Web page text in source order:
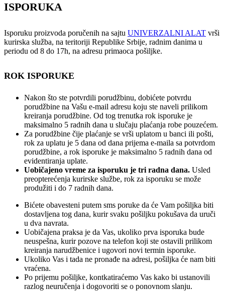
ISPORUKA
Isporuku proizvoda poručenih na sajtu UNIVERZALNI ALAT vrši
kurirska služba, na teritoriji Republike Srbije, radnim danima u
periodu od 8 do 17h, na adresu primaoca pošiljke.
ROK ISPORUKE
Nakon što ste potvrdili porudžbinu, dobićete potvrdu
porudžbine na Vašu e-mail adresu koju ste naveli prilikom
kreiranja porudžbine. Od tog trenutka rok isporuke je
maksimalno 5 radnih dana u slučaju plaćanja robe pouzećem.
Za porudžbine čije plaćanje se vrši uplatom u banci ili pošti,
rok za uplatu je 5 dana od dana prijema e-maila sa potvrdom
porudžbine, a rok isporuke je maksimalno 5 radnih dana od
evidentiranja uplate.
Uobičajeno vreme za isporuku je tri radna dana. Usled
preopterećenja kurirske službe, rok za isporuku se može
produžiti i do 7 radnih dana.
Bićete obavesteni putem sms poruke da će Vam pošiljka biti
dostavljena tog dana, kurir svaku pošiljku pokušava da uruči
u dva navrata.
Uobičajena praksa je da Vas, ukoliko prva isporuka bude
neuspešna, kurir pozove na telefon koji ste ostavili prilikom
kreiranja narudžbenice i ugovori novi termin isporuke.
Ukoliko Vas i tada ne pronađe na adresi, pošiljka će nam biti
vraćena.
Po prijemu pošiljke, kontkatiraćemo Vas kako bi ustanovili
razlog neuručenja i dogovoriti se o ponovnom slanju.